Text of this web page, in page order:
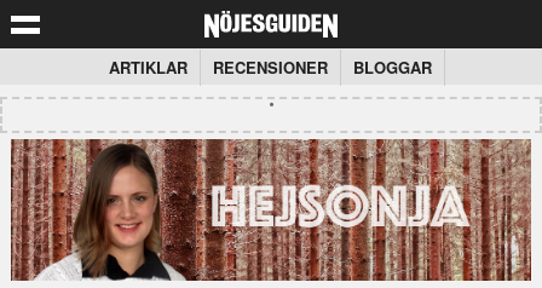
ARTIKLAR RECENSIONER BLOGGAR